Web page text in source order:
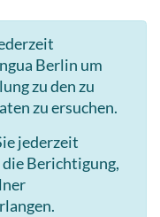
Berlin um
zu den zu
zu ersuchen.
jederzeit
Berichtigung,